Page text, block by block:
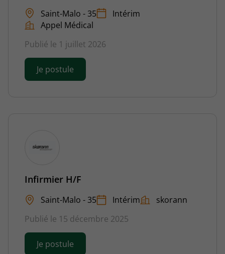
Saint-Malo - 35
Intérim
Appel Médical
Publié le 1 juillet 2026
Je postule
Infirmier H/F
Saint-Malo - 35 Intérim
skorann
Publié le 15 décembre 2025
Je postule